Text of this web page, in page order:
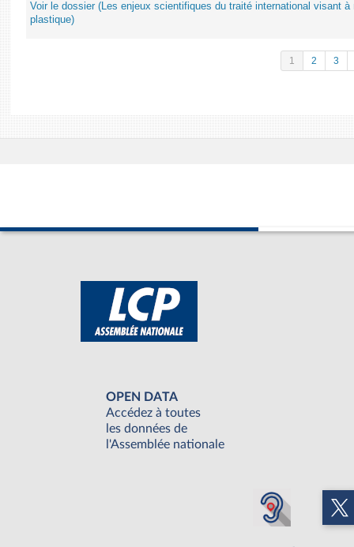
Voir le dossier (Les enjeux scientifiques du traité international visant
plastique)
1 2 3
OPEN DATA
Accédez à toutes
les données de
l'Assemblée nationale